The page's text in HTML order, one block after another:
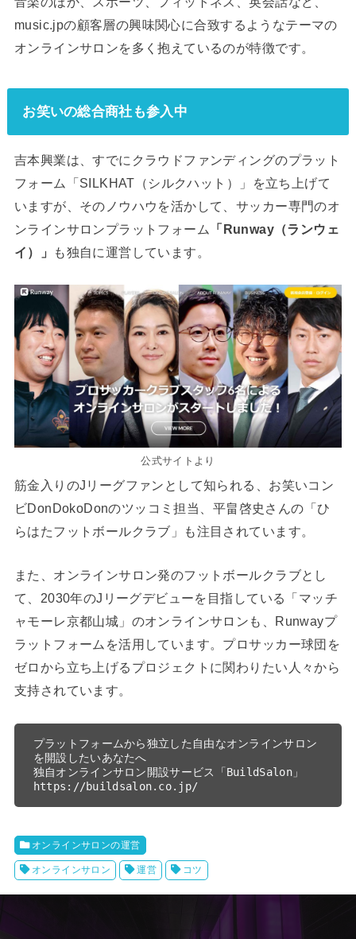
music.jpの顧客層の興味関心に合致するようなテーマの
オンラインサロンを多く抱えているのが特徴です。
お笑いの総合商社も参入中
吉本興業は、すでにクラウドファンディングのプラット
フォーム「SILKHAT（シルクハット）」を立ち上げて
いますが、そのノウハウを活かして、サッカー専門のオ
ンラインサロンプラットフォーム
「Runway（ランウェ
イ）」
も独自に運営しています。
公式サイトより
筋金入りのJリーグファンとして知られる、お笑いコン
ビDonDokoDonのツッコミ担当、平畠啓史さんの「ひ
らはたフットボールクラブ」も注目されています。
また、オンラインサロン発のフットボールクラブとし
て、2030年のJリーグデビューを目指している「マッチ
ャモーレ京都山城」のオンラインサロンも、Runwayプ
ラットフォームを活用しています。プロサッカー球団を
ゼロから立ち上げるプロジェクトに関わりたい人々から
支持されています。
プラットフォームから独立した自由なオンラインサロン
を開設したいあなたへ
独自オンラインサロン開設サービス「BuildSalon」
https://buildsalon.co.jp/
オンラインサロンの運営
オンラインサロン 運営 コツ